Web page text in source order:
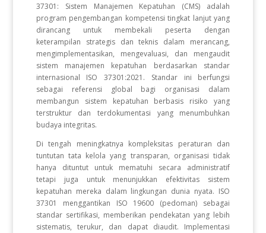
37301: Sistem Manajemen Kepatuhan (CMS) adalah
program pengembangan kompetensi tingkat lanjut yang
dirancang untuk membekali peserta dengan
keterampilan strategis dan teknis dalam merancang,
mengimplementasikan, mengevaluasi, dan mengaudit
sistem manajemen kepatuhan berdasarkan standar
internasional ISO 37301:2021. Standar ini berfungsi
sebagai referensi global bagi organisasi dalam
membangun sistem kepatuhan berbasis risiko yang
terstruktur dan terdokumentasi yang menumbuhkan
budaya integritas.
Di tengah meningkatnya kompleksitas peraturan dan
tuntutan tata kelola yang transparan, organisasi tidak
hanya dituntut untuk mematuhi secara administratif
tetapi juga untuk menunjukkan efektivitas sistem
kepatuhan mereka dalam lingkungan dunia nyata. ISO
37301 menggantikan ISO 19600 (pedoman) sebagai
standar sertifikasi, memberikan pendekatan yang lebih
sistematis, terukur, dan dapat diaudit. Implementasi